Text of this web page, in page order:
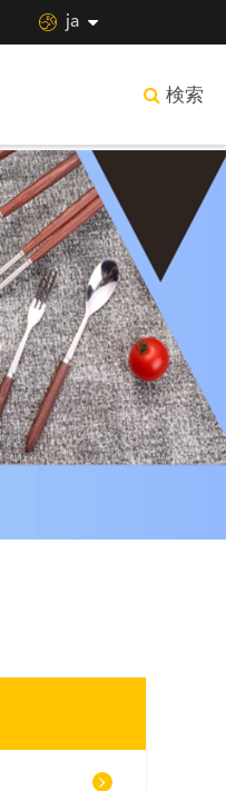
 ja
検索